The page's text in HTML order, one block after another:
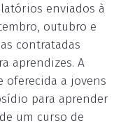
enviados à
outubro e
contratadas
aprendizes. A
oferecida a jovens
para aprender
um curso de